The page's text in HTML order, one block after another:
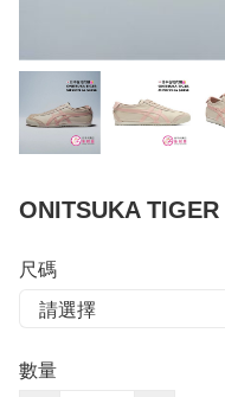
ONITSUKA
尺碼
數量